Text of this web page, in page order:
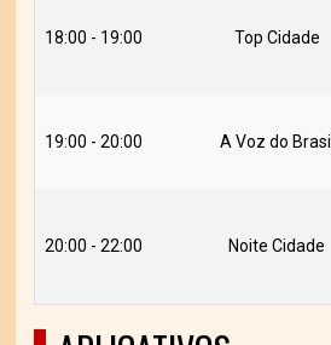
18:00 - 19:00
Top Cidade
19:00 - 20:00
A Voz do Brasil
20:00 - 22:00
Noite Cidade